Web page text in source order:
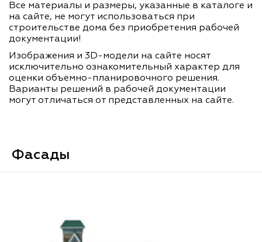
Все материалы и размеры, указанные в каталоге и
на сайте, не могут использоваться при
строительстве дома без приобретения рабочей
документации!
Изображения и 3D-модели на сайте носят
исключительно ознакомительный характер для
оценки объемно-планировочного решения.
Варианты решений в рабочей документации
могут отличаться от представленных на сайте.
Фасады